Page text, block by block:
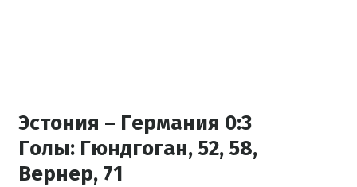
Эстония – Германия 0:3
Голы: Гюндгоган, 52, 58,
Вернер, 71